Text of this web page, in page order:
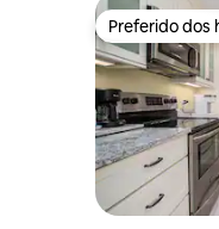
Preferido dos
Preferido dos